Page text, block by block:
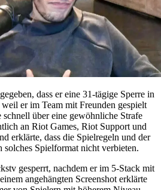
dass er eine 31-tägige Sperre in
er im Team mit Freunden gespielt
über eine gewöhnliche Strafe
an Riot Games, Riot Support und
erklärte, dass die Spielregeln und der
solches Spielformat nicht verbieten.
gesperrt, nachdem er im 5-Stack mit
angehängten Screenshot erklärte